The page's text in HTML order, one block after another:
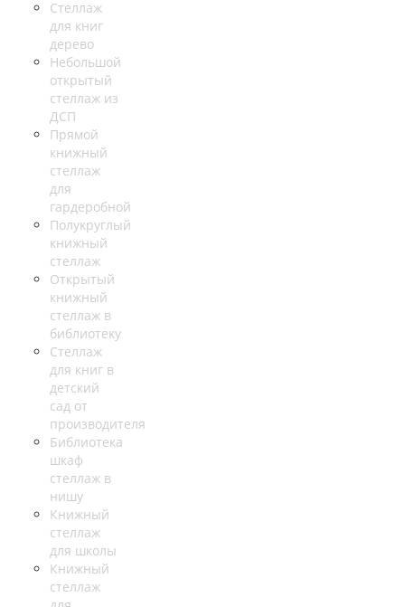
Стеллаж
для книг
дерево
Небольшой
открытый
стеллаж из
ДСП
Прямой
книжный
стеллаж
для
гардеробной
Полукруглый
книжный
стеллаж
Открытый
книжный
стеллаж в
библиотеку
Стеллаж
для книг в
детский
сад от
производителя
Библиотека
шкаф
стеллаж в
нишу
Книжный
стеллаж
для школы
Книжный
стеллаж